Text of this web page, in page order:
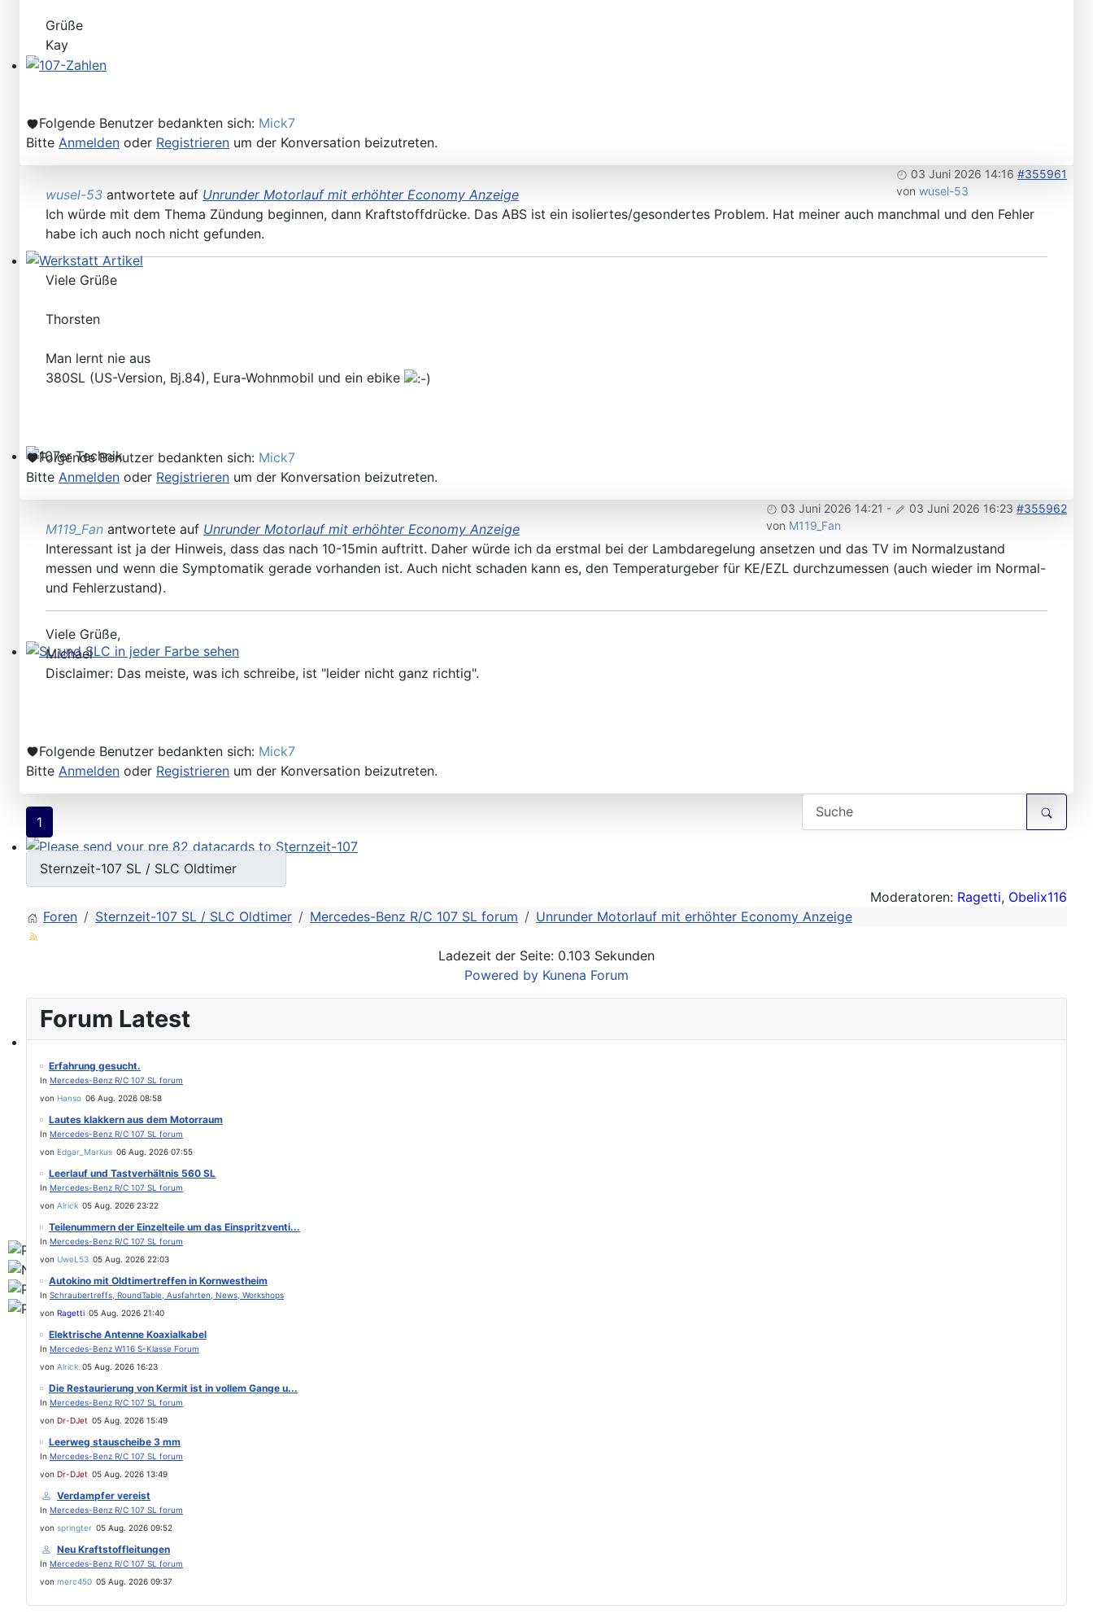
Werkstatt Artikel
107er Technik
SL und SLC in jeder Farbe sehen
Please send your pre 82 datacards to Sternzeit-107
Find experts around MB 107 SL / SLC
Grüße
Kay
Folgende Benutzer bedankten sich: Mick7
Bitte Anmelden oder Registrieren um der Konversation beizutreten.
03 Juni 2026 14:16 #355961
von wusel-53
wusel-53 antwortete auf Unrunder Motorlauf mit erhöhter Economy Anzeige
Ich würde mit dem Thema Zündung beginnen, dann Kraftstoffdrücke. Das ABS ist ein isoliertes/gesondertes Problem. Hat meiner auch manchmal und den Fehler
habe ich auch noch nicht gefunden.
Viele Grüße
Thorsten
Man lernt nie aus
380SL (US-Version, Bj.84), Eura-Wohnmobil und ein ebike
Folgende Benutzer bedankten sich: Mick7
Bitte Anmelden oder Registrieren um der Konversation beizutreten.
03 Juni 2026 14:21 - 03 Juni 2026 16:23 #355962
von M119_Fan
M119_Fan antwortete auf Unrunder Motorlauf mit erhöhter Economy Anzeige
Interessant ist ja der Hinweis, dass das nach 10-15min auftritt. Daher würde ich da erstmal bei der Lambdaregelung ansetzen und das TV im Normalzustand
messen und wenn die Symptomatik gerade vorhanden ist. Auch nicht schaden kann es, den Temperaturgeber für KE/EZL durchzumessen (auch wieder im Normal-
und Fehlerzustand).
Viele Grüße,
Michael
Disclaimer: Das meiste, was ich schreibe, ist "leider nicht ganz richtig".
Folgende Benutzer bedankten sich: Mick7
Bitte Anmelden oder Registrieren um der Konversation beizutreten.
1
Moderatoren: Ragetti, Obelix116
Foren
Sternzeit-107 SL / SLC Oldtimer Mercedes-Benz R/C 107 SL forum Unrunder Motorlauf mit erhöhter Economy Anzeige
Ladezeit der Seite: 0.103 Sekunden
Powered by Kunena Forum
Forum Latest
Erfahrung gesucht.
In Mercedes-Benz R/C 107 SL forum
von Hanso 06 Aug. 2026 08:58
Lautes klakkern aus dem Motorraum
In Mercedes-Benz R/C 107 SL forum
von Edgar_Markus 06 Aug. 2026 07:55
Leerlauf und Tastverhältnis 560 SL
In Mercedes-Benz R/C 107 SL forum
von Alrick 05 Aug. 2026 23:22
Teilenummern der Einzelteile um das Einspritzventi...
In Mercedes-Benz R/C 107 SL forum
von UweL53 05 Aug. 2026 22:03
Autokino mit Oldtimertreffen in Kornwestheim
In Schraubertreffs, RoundTable, Ausfahrten, News, Workshops
von Ragetti 05 Aug. 2026 21:40
Elektrische Antenne Koaxialkabel
In Mercedes-Benz W116 S-Klasse Forum
von Alrick 05 Aug. 2026 16:23
Die Restaurierung von Kermit ist in vollem Gange u...
In Mercedes-Benz R/C 107 SL forum
von Dr-DJet 05 Aug. 2026 15:49
Leerweg stauscheibe 3 mm
In Mercedes-Benz R/C 107 SL forum
von Dr-DJet 05 Aug. 2026 13:49
Verdampfer vereist
In Mercedes-Benz R/C 107 SL forum
von springter 05 Aug. 2026 09:52
Neu Kraftstoffleitungen
In Mercedes-Benz R/C 107 SL forum
von merc450 05 Aug. 2026 09:37